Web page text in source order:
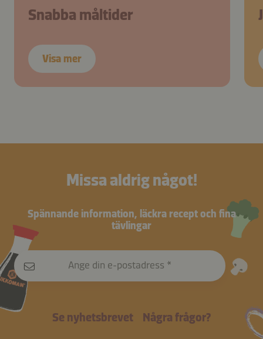
Snabba måltider
Visa mer
Missa aldrig något!
Spännande information, läckra recept och fina
tävlingar
Ange din e-postadress
Se nyhetsbrevet Några frågor?